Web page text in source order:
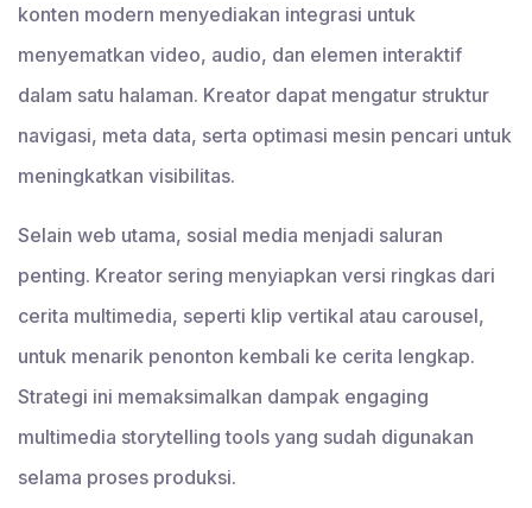
konten modern menyediakan integrasi untuk
menyematkan video, audio, dan elemen interaktif
dalam satu halaman. Kreator dapat mengatur struktur
navigasi, meta data, serta optimasi mesin pencari untuk
meningkatkan visibilitas.
Selain web utama, sosial media menjadi saluran
penting. Kreator sering menyiapkan versi ringkas dari
cerita multimedia, seperti klip vertikal atau carousel,
untuk menarik penonton kembali ke cerita lengkap.
Strategi ini memaksimalkan dampak engaging
multimedia storytelling tools yang sudah digunakan
selama proses produksi.